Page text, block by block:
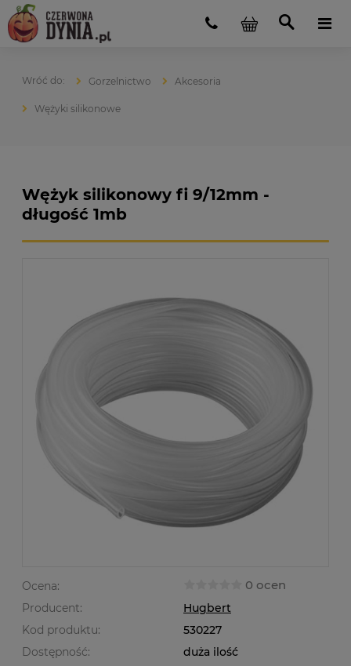
Gorzelnictwo Akcesoria
Wężyki silikonowe
Wężyk silikonowy fi 9/12mm -
długość 1mb
Ocena: 0 ocen
Producent:
Hugbert
Kod produktu:
530227
Dostępność:
duża ilość